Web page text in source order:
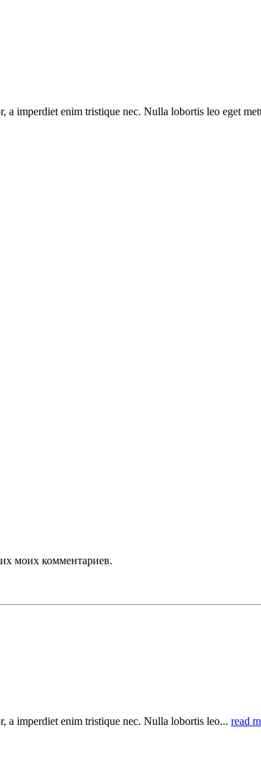
imperdiet enim tristique nec. Nulla lobortis leo eget
моих комментариев.
a imperdiet enim tristique nec. Nulla lobortis leo... read